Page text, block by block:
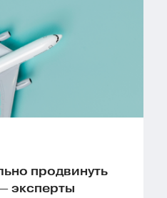
продвинуть
эксперты